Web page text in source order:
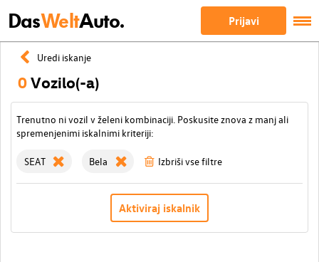
DasWeltAuto. Prijavi
Uredi iskanje
0Vozilo(-a)
Trenutno ni vozil v želeni kombinaciji. Poskusite znova z manj ali
spremenjenimi iskalnimi kriteriji:
SEAT Bela Izbriši vse filtre
Aktiviraj iskalnik